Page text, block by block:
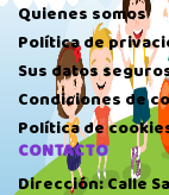
Quienes somos
Política de
Sus datos
Condiciones de
Política de
CONTACTO
Dirección: Calle